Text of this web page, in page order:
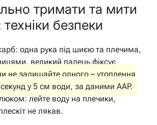
тримати та мити
безпеки
одна рука під шиєю та плечима,
великий палець фіксує
не залишайте одного – утоплення
у 5 см води, за даними AAP.
лейте воду на плечики,
не лякав.